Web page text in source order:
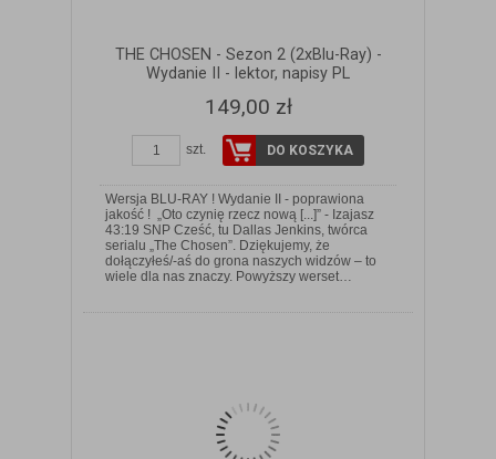
THE CHOSEN - Sezon 2 (2xBlu-Ray) -
Wydanie II - lektor, napisy PL
149,00 zł
szt. DO KOSZYKA
Wersja BLU-RAY ! Wydanie II - poprawiona
jakość ! „Oto czynię rzecz nową [...]” - Izajasz
43:19 SNP Cześć, tu Dallas Jenkins, twórca
serialu „The Chosen”. Dziękujemy, że
dołączyłeś/-aś do grona naszych widzów – to
wiele dla nas znaczy. Powyższy werset…
ZOBACZ SZCZEGÓŁY